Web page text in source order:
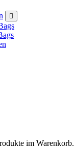
im Warenkorb.